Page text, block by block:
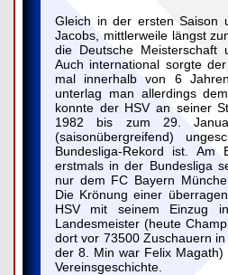
Gleich in der ersten Saison
Jacobs, mittlerweile längst
die Deutsche Meisterschaft
Auch international sorgte
mal innerhalb von 6
unterlag man allerdings
konnte der HSV an seiner
1982 bis zum 29.
(saisonübergreifend)
Bundesliga-Rekord ist.
erstmals in der Bundesliga
nur dem FC Bayern
Die Krönung einer
HSV mit seinem Einzug
Landesmeister (heute
dort vor 73500 Zuschauern
der 8. Min war Felix
Vereinsgeschichte.